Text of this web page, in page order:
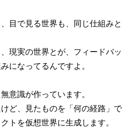
目で見る世界も、同じ仕組みと
現実の世界とが、フィードバッ
になってるんですよ。
意識が作っています。
ど、見たものを「何の経路」で
トを仮想世界に生成します。